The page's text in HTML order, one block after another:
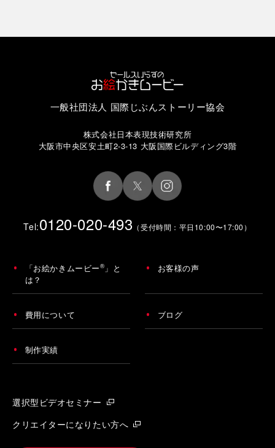
一般社団法人 国際じぶんストーリー協会
株式会社日本表現技術研究所
大阪市中央区安土町2-3-13 大阪国際ビルディング3階
Tel:0120-020-493 （受付時間：平日10:00〜17:00）
「お絵かきムービー® 」と
は？
お客様の声
費用について ブログ
制作実績
選択型ビデオセミナー
クリエイターになりたい方へ